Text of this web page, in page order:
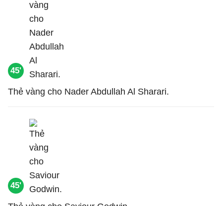
45'
Thẻ vàng cho Nader Abdullah Al Sharari.
45'